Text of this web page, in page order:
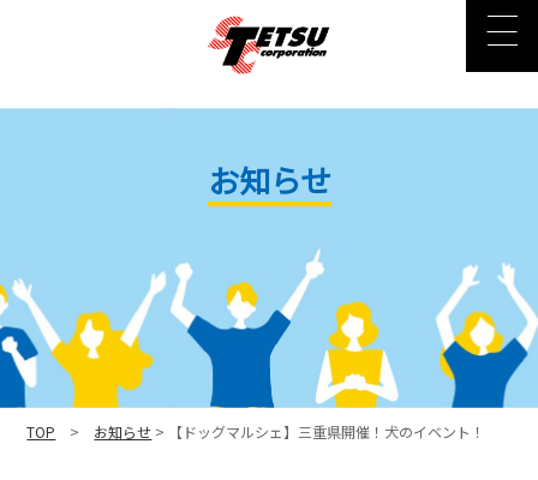
お知らせ
TOP > お知らせ > 【ドッグマルシェ】三重県開催！犬のイベント！